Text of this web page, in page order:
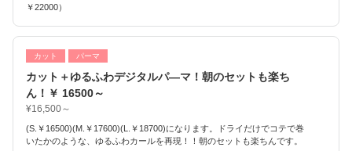
￥22000）
カット パーマ
カット＋ゆるふわデジタルパ―マ！朝のセットも楽ち
ん！￥ 16500～
¥16,500～
(S.￥16500)(M.￥17600)(L.￥18700)になります。ドライだけでコテで巻
いたかのような、ゆるふわカールを再現！！朝のセットも楽ちんです。